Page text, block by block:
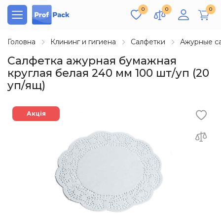
0 0 0
Головна Клининг и гигиена Салфетки Ажурные
Салфетка ажурная бумажная
круглая белая 240 мм 100 шт/уп (20
уп/ящ)
Акція